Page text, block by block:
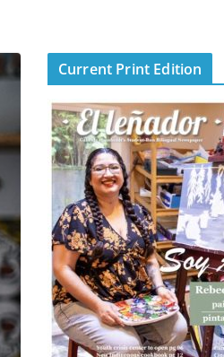
Current Print Edition